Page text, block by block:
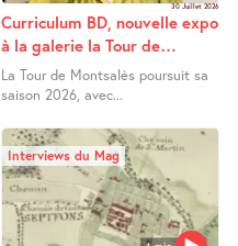
30 Juillet 2026
Curriculum BD, nouvelle expo
à la galerie la Tour de
Montsalès
La Tour de Montsalès poursuit sa
saison 2026, avec...
Interviews du Mag